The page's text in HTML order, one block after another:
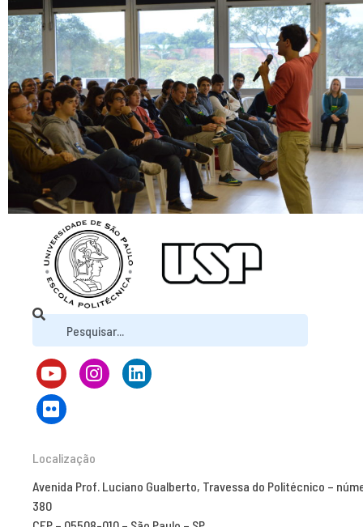
Localização
Avenida Prof. Luciano Gualberto, Travessa do Politécnico –
380